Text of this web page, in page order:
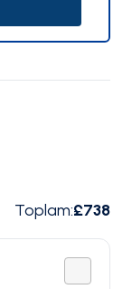
Toplam:£738